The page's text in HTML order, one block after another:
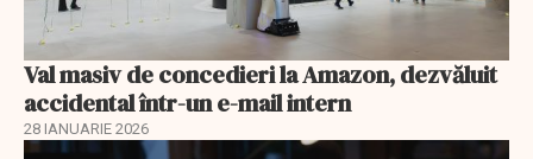
Val masiv de concedieri la Amazon, dezvăluit
accidental într-un e-mail intern
28 IANUARIE 2026